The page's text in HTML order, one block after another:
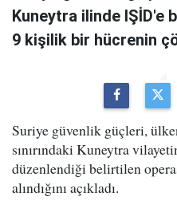
Kuneytra ilinde IŞİD'e
9 kişilik bir hücrenin
Suriye güvenlik güçleri,
sınırındaki Kuneytra
düzenlendiği belirtilen
alındığını açıkladı.